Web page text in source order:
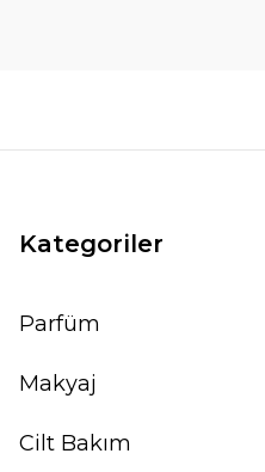
Kategoriler
Parfüm
Makyaj
Cilt Bakım